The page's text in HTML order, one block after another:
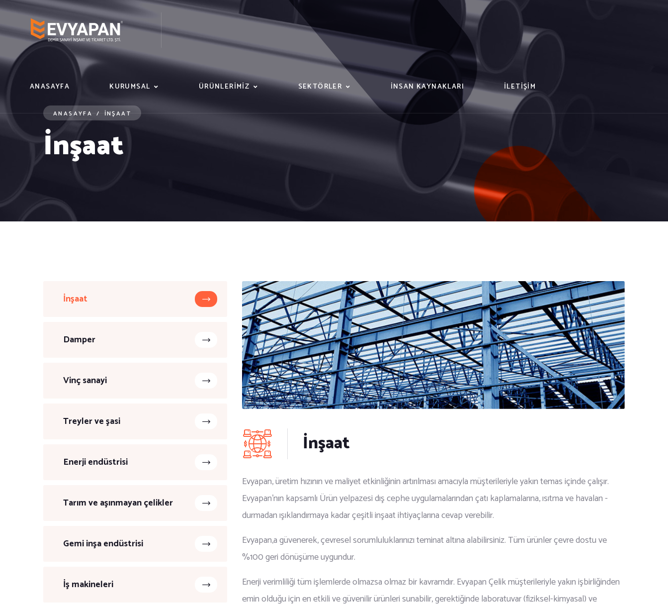
ANASAYFA KURUMSAL ÜRÜNLERIMIZ SEKTÖRLER İNSAN KAYNAKLARI İLETIŞIM
ANASAYFA / İNŞAAT
İnşaat
İnşaat
Damper
Vinç sanayi
Treyler ve şasi
Enerji endüstrisi
Tarım ve aşınmayan çelikler
Gemi inşa endüstrisi
İş makineleri
İnşaat
Evyapan, üretim hızının ve maliyet etkinliğinin artırılması amacıyla müşterileriyle yakın temas içinde çalışır.
Evyapan'nın kapsamlı Ürün yelpazesi dış cephe uygulamalarından çatı kaplamalarına, ısıtma ve havalan -
durmadan ışıklandırmaya kadar çeşitli inşaat ihtiyaçlarına cevap verebilir.
Evyapan,a güvenerek, çevresel sorumluluklarınızı teminat altına alabilirsiniz. Tüm ürünler çevre dostu ve
%100 geri dönüşüme uygundur.
Enerji verimliliği tüm işlemlerde olmazsa olmaz bir kavramdır. Evyapan Çelik müşterileriyle yakın işbirliğinden
emin olduğu için en etkili ve güvenilir ürünleri sunabilir, gerektiğinde laboratuvar (fiziksel-kimyasal) ve